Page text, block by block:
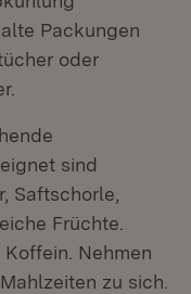
Packungen
oder
sind
Saftschorle,
Früchte.
Nehmen
zu sich.